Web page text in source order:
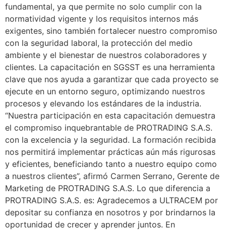
fundamental, ya que permite no solo cumplir con la
normatividad vigente y los requisitos internos más
exigentes, sino también fortalecer nuestro compromiso
con la seguridad laboral, la protección del medio
ambiente y el bienestar de nuestros colaboradores y
clientes. La capacitación en SGSST es una herramienta
clave que nos ayuda a garantizar que cada proyecto se
ejecute en un entorno seguro, optimizando nuestros
procesos y elevando los estándares de la industria.
“Nuestra participación en esta capacitación demuestra
el compromiso inquebrantable de PROTRADING S.A.S.
con la excelencia y la seguridad. La formación recibida
nos permitirá implementar prácticas aún más rigurosas
y eficientes, beneficiando tanto a nuestro equipo como
a nuestros clientes”, afirmó Carmen Serrano, Gerente de
Marketing de PROTRADING S.A.S. Lo que diferencia a
PROTRADING S.A.S. es: Agradecemos a ULTRACEM por
depositar su confianza en nosotros y por brindarnos la
oportunidad de crecer y aprender juntos. En